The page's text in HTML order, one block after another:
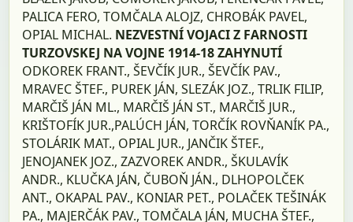
PALICA FERO, TOMČALA ALOJZ, CHROBÁK PAVEL,
OPIAL MICHAL. NEZVESTNÍ VOJACI Z FARNOSTI
TURZOVSKEJ NA VOJNE 1914-18 ZAHYNUTÍ
ODKOREK FRANT., ŠEVČÍK JUR., ŠEVČÍK PAV.,
MRAVEC ŠTEF., PUREK JÁN, SLEZÁK JOZ., TRLIK FILIP,
MARČIŠ JÁN ML., MARČIŠ JÁN ST., MARČIŠ JUR.,
KRIŠTOFÍK JUR.,PALÚCH JÁN, TORČÍK ROVŇANÍK PA.,
STOLÁRIK MAT., OPIAL JUR., JANČIK ŠTEF.,
JENOJANEK JOZ., ZAZVOREK ANDR., ŠKULAVÍK
ANDR., KLUČKA JÁN, ČUBOŇ JÁN., DLHOPOLČEK
ANT., OKAPAL PAV., KONIAR PET., POLAČEK TEŠINÁK
PA., MAJERČÁK PAV., TOMČALA JÁN, MUCHA ŠTEF.,